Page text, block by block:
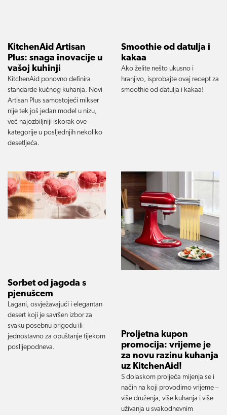
KitchenAid Artisan
Plus: snaga inovacije u
vašoj kuhinji
KitchenAid ponovno definira
standarde kućnog kuhanja. Novi
Artisan Plus samostojeći mikser
nije tek još jedan model u nizu,
već najozbiljniji iskorak ove
kategorije u posljednjih nekoliko
desetljeća.
Smoothie od datulja i
kakaa
Ako želite nešto ukusno i
hranjivo, isprobajte ovaj recept za
smoothie od datulja i kakaa!
Sorbet od jagoda s
pjenušcem
Lagani, osvježavajući i elegantan
desert koji je savršen izbor za
svaku posebnu prigodu ili
jednostavno za opuštanje tijekom
poslijepodneva.
Proljetna kupon
promocija: vrijeme je
za novu razinu kuhanja
uz KitchenAid!
S dolaskom proljeća mijenja se i
način na koji provodimo vrijeme –
više druženja, više kuhanja i više
uživanja u svakodnevnim